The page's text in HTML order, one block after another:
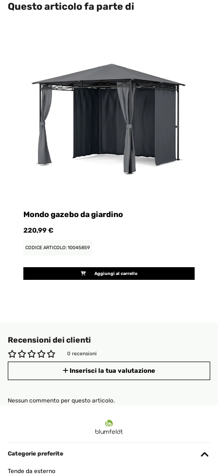
Questo articolo fa parte di
Mondo gazebo da giardino
220,99 €
CODICE ARTICOLO: 10045859
Aggiungi al carrello
Recensioni dei clienti
0 recensioni
Inserisci la tua valutazione
Nessun commento per questo articolo.
Categorie preferite
Tende da esterno